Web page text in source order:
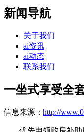
新闻导航
关于我们
ai资讯
ai动态
联系我们
一坐式享受全
信息来源： http://
优先申领购房补助取